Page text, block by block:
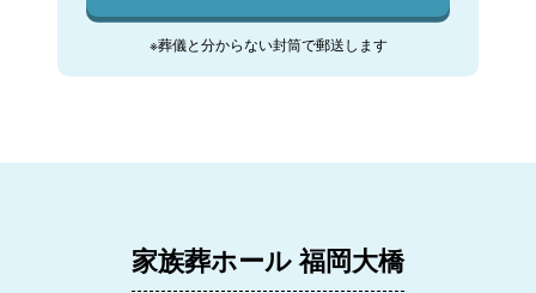
※葬儀と分からない封筒で郵送します
家族葬ホール 福岡大橋